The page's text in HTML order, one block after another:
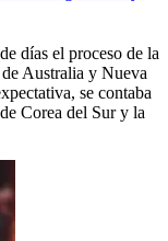
días el proceso de la
Australia y Nueva
se contaba
Corea del Sur y la